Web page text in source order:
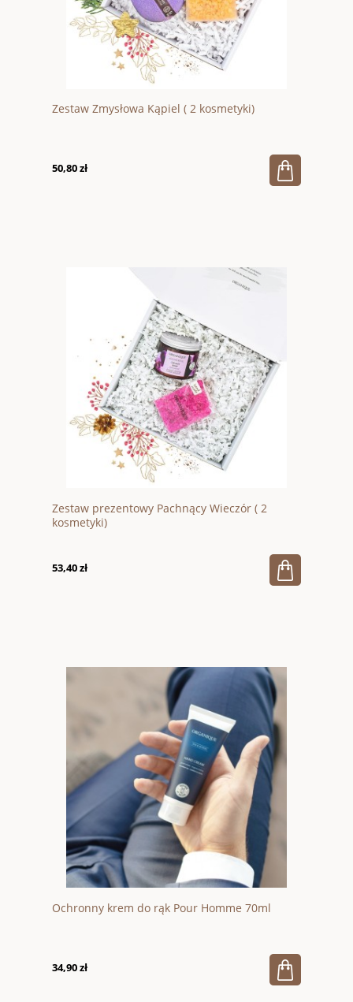
Zestaw Zmysłowa Kąpiel ( 2 kosmetyki)
50,80 zł
Zestaw prezentowy Pachnący Wieczór ( 2
kosmetyki)
53,40 zł
Ochronny krem do rąk Pour Homme 70ml
34,90 zł